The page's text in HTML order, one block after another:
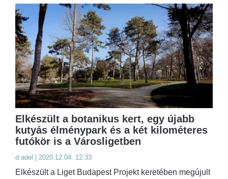
Elkészült a botanikus kert, egy újabb
kutyás élménypark és a két kilométeres
futókör is a Városligetben
d.adel | 2020.12.04. 12:33
Elkészült a Liget Budapest Projekt keretében megújult